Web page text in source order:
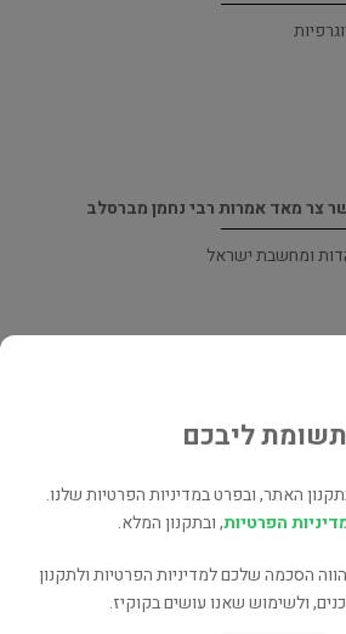
צר מאד אמרות רבי נחמן מברסלב
ומחשבת ישראל
ישראל
ליבכם
האתר, ובפרט במדיניות הפרטיות שלנו.
הפרטיות, ובתקנון המלא.
הסכמה שלכם למדיניות הפרטיות ולתקנון
ולשימוש שאנו עושים בקוקיז.